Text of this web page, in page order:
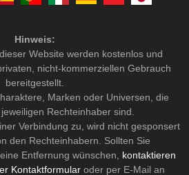
Hinweis:
Website werden kostenlos und
nicht-kommerziellen Gebrauch
bereitgestellt.
Marken oder Universen, die
Rechteinhaber sind.
Verbindung zu, wird nicht gesponsert
den Rechteinhabern. Sollten Sie
Entfernung wünschen, kontaktieren
Kontaktformular oder per E-Mail an